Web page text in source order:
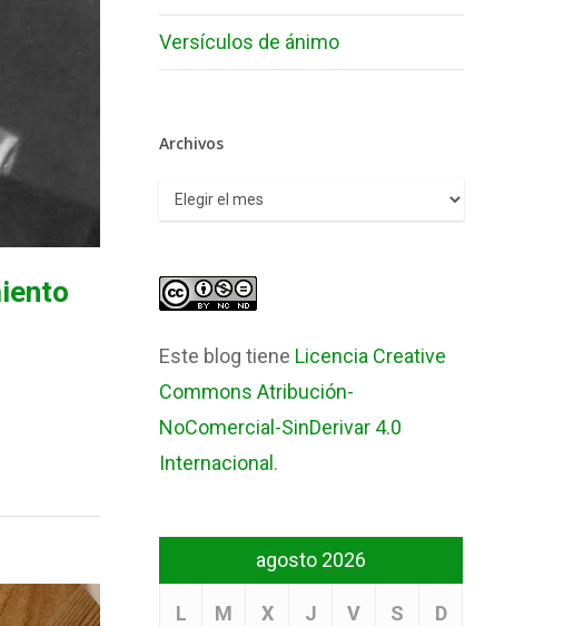
Versículos de ánimo
Archivos
Archivos
Este blog tiene Licencia Creative
Commons Atribución-
NoComercial-SinDerivar 4.0
Internacional .
agosto 2026
L M X J V S D